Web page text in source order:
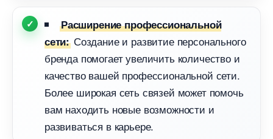
Расширение профессиональной
сети: Создание и развитие персонального
ренда помогает увеличить количество и
качество вашей профессиональной сети.
Более широкая сеть связей может помочь
ам находить новые возможности и
развиваться в карьере.